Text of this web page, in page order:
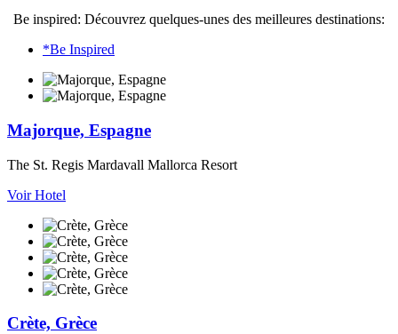
Be inspired: Découvrez quelques-unes des meilleures destinations:
*Be Inspired
Majorque, Espagne
The St. Regis Mardavall Mallorca Resort
Voir Hotel
Crète, Grèce